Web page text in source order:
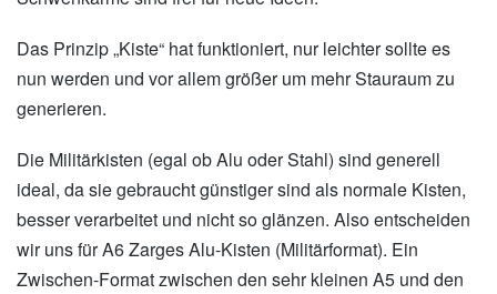
Das Prinzip „Kiste“ hat funktioniert, nur leichter sollte es
nun werden und vor allem größer um mehr Stauraum zu
generieren.
Die Militärkisten (egal ob Alu oder Stahl) sind generell
ideal, da sie gebraucht günstiger sind als normale Kisten,
besser verarbeitet und nicht so glänzen. Also entscheiden
wir uns für A6 Zarges Alu-Kisten (Militärformat). Ein
Zwischen-Format zwischen den sehr kleinen A5 und den